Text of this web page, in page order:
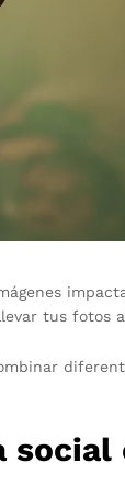
tus fotos
social